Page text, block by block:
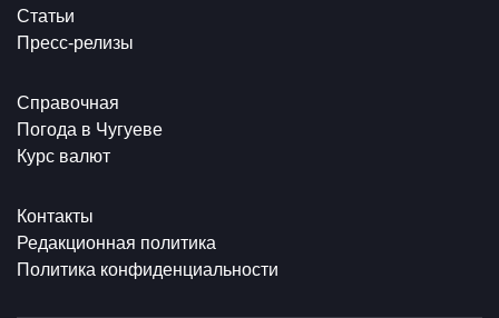
Статьи
Пресс-релизы
Справочная
Погода в Чугуеве
Курс валют
Контакты
Редакционная политика
Политика конфиденциальности